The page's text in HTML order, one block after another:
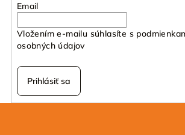
Email
Vložením e-mailu súhlasíte s
osobných údajov
Prihlásiť sa